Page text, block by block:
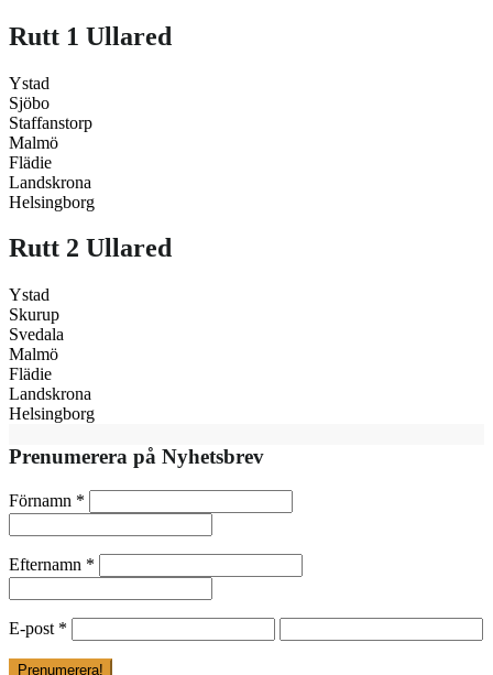
Rutt 1 Ullared
Ystad
Sjöbo
Staffanstorp
Malmö
Flädie
Landskrona
Helsingborg
Rutt 2 Ullared
Ystad
Skurup
Svedala
Malmö
Flädie
Landskrona
Helsingborg
Prenumerera på Nyhetsbrev
Förnamn *
Efternamn *
E-post *